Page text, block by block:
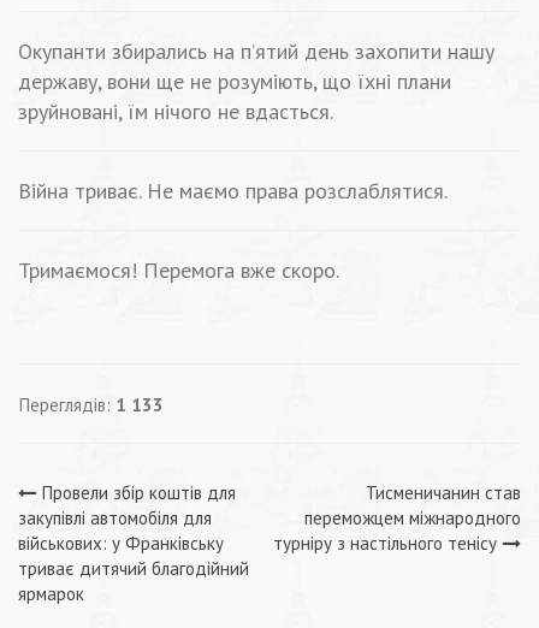
Окупанти збирались на п’ятий день захопити нашу
державу, вони ще не розуміють, що їхні плани
зруйновані, їм нічого не вдасться.
Війна триває. Не маємо права розслаблятися.
Тримаємося! Перемога вже скоро.
Переглядів: 1 133
Навігація
записів
Провели збір коштів для
закупівлі автомобіля для
військових: у Франківську
триває дитячий благодійний
ярмарок
Тисменичанин став
переможцем міжнародного
турніру з настільного тенісу